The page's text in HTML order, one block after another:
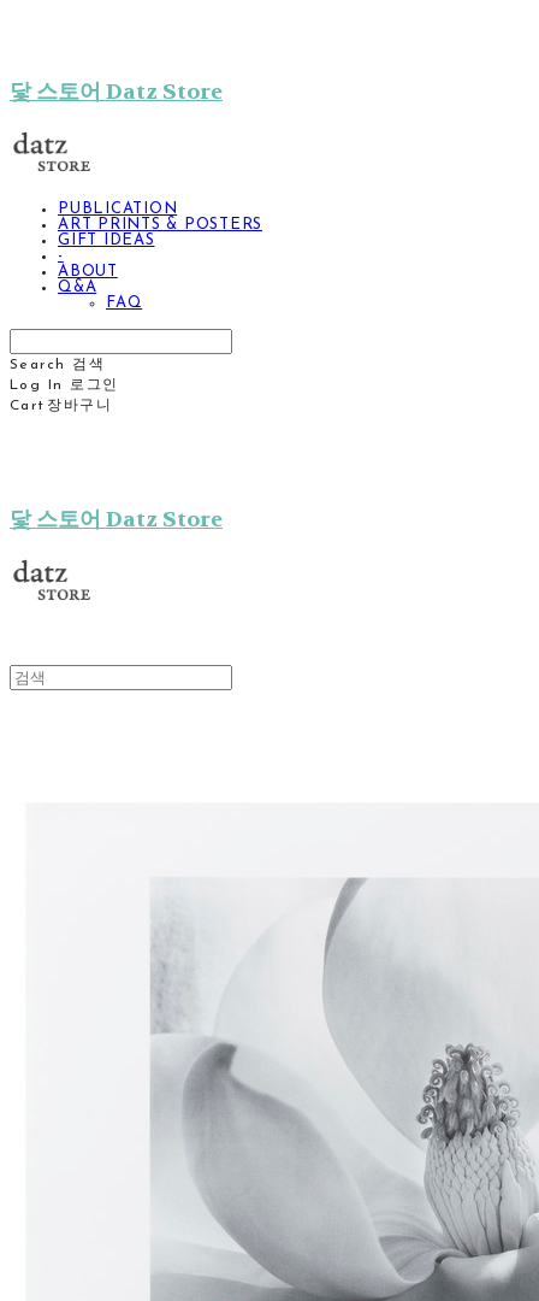
닻 스토어 Datz Store
PUBLICATION
ART PRINTS & POSTERS
GIFT IDEAS
-
ABOUT
Q&A
FAQ
Search
검색
Log In
로그인
Cart 장바구니
닻 스토어 Datz Store